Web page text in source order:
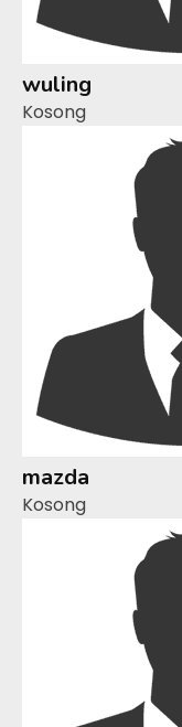
wuling
Kosong
mazda
Kosong